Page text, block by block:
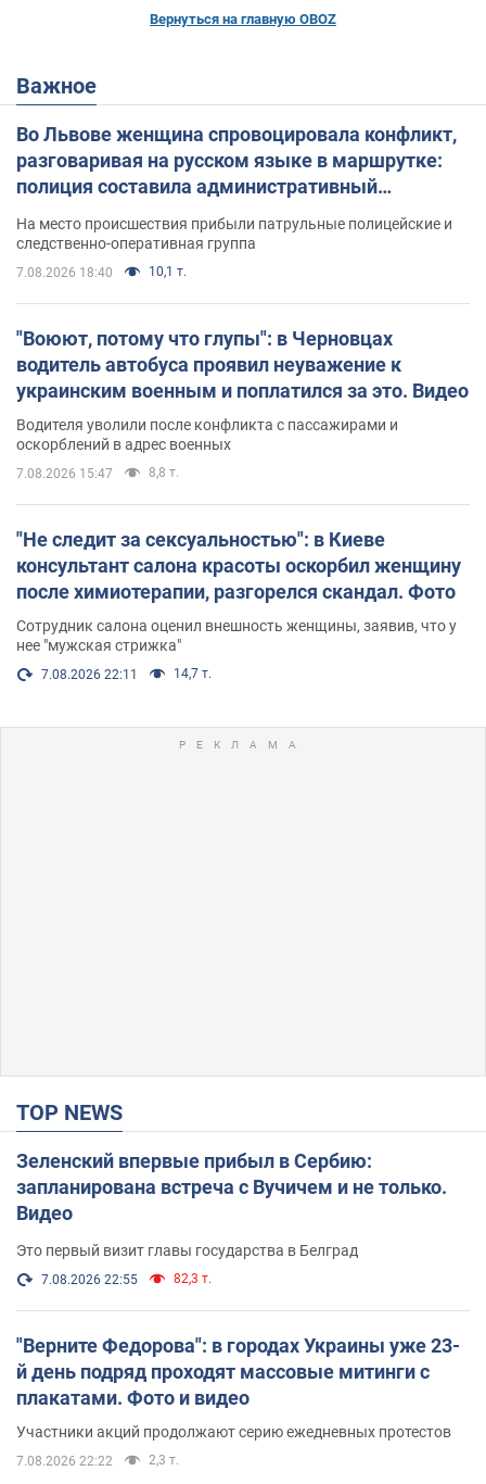
Вернуться на главную OBOZ
Важное
Во Львове женщина спровоцировала конфликт,
разговаривая на русском языке в маршрутке:
полиция составила административный
На место происшествия прибыли патрульные полицейские и
следственно-оперативная группа
7.08.2026 18:40 10,1 т.
"Воюют, потому что глупы": в Черновцах
водитель автобуса проявил неуважение к
украинским военным и поплатился за это. Видео
Водителя уволили после конфликта с пассажирами и
оскорблений в адрес военных
7.08.2026 15:47 8,8 т.
"Не следит за сексуальностью": в Киеве
консультант салона красоты оскорбил женщину
после химиотерапии, разгорелся скандал. Фото
Сотрудник салона оценил внешность женщины, заявив, что у
нее "мужская стрижка"
7.08.2026 22:11 14,7 т.
TOP NEWS
Зеленский впервые прибыл в Сербию:
запланирована встреча с Вучичем и не только.
Видео
Это первый визит главы государства в Белград
7.08.2026 22:55 82,3 т.
"Верните Федорова": в городах Украины уже 23-
й день подряд проходят массовые митинги с
плакатами. Фото и видео
Участники акций продолжают серию ежедневных протестов
7.08.2026 22:22 2,3 т.